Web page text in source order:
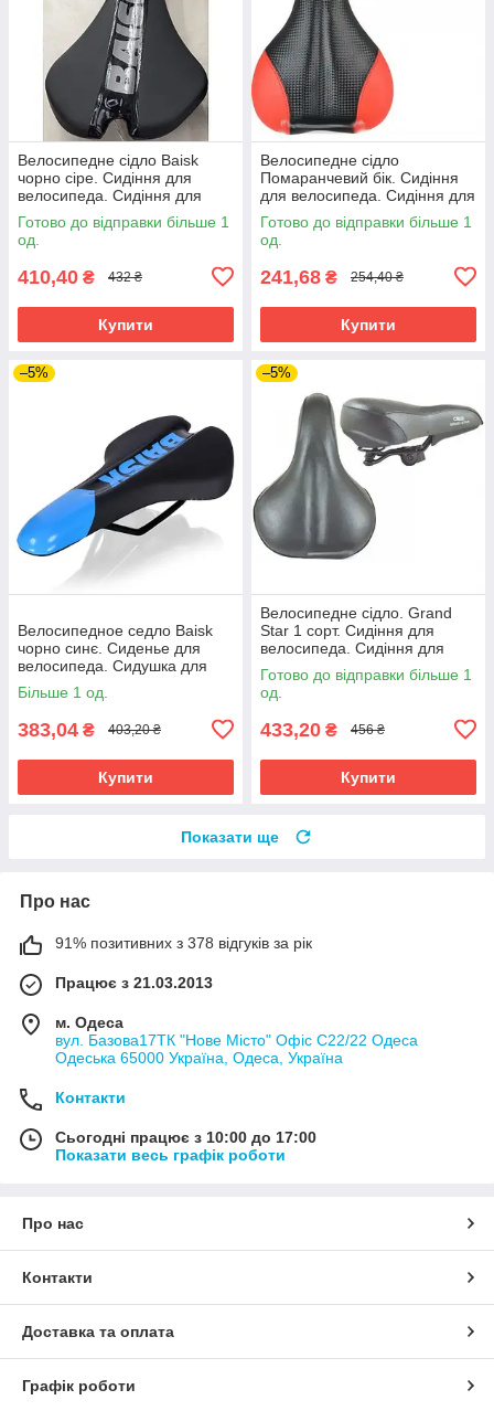
Велосипедне сідло Baisk
чорно сіре. Сидіння для
велосипеда. Сидіння для
велосипеда. Сідло вело.
Велоседло
Готово до відправки більше 1
од.
410,40 ₴ 432 ₴
Купити
Велосипедне сідло
Помаранчевий бік. Сидіння
для велосипеда. Сидіння для
велосипеда. Сідло вело.
Велоседло.
Готово до відправки більше 1
од.
241,68 ₴ 254,40 ₴
Купити
–5%
Велосипедное седло Baisk
чорно синє. Сиденье для
велосипеда. Сидушка для
велосипеда. Седло вело.
Велоседло.
Більше 1 од.
383,04 ₴ 403,20 ₴
Купити
–5%
Велосипедне сідло. Grand
Star 1 сорт. Сидіння для
велосипеда. Сидіння для
велосипеда. Сідло вело.
Велоседло.
Готово до відправки більше 1
од.
433,20 ₴ 456 ₴
Купити
Показати ще
Про нас
91% позитивних з 378 відгуків за рік
Працює з 21.03.2013
м. Одеса
вул. Базова17ТК "Нове Місто" Офіс С22/22 Одеса
Одеська 65000 Україна, Одеса, Україна
Контакти
Сьогодні працює з 10:00 до 17:00
Показати весь графік роботи
Про нас
Контакти
Доставка та оплата
Графік роботи